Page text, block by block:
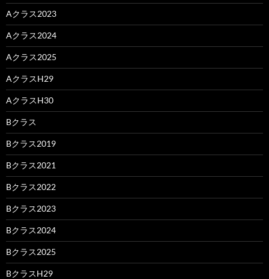
Aクラス2023
Aクラス2024
Aクラス2025
AクラスH29
AクラスH30
Bクラス
Bクラス2019
Bクラス2021
Bクラス2022
Bクラス2023
Bクラス2024
Bクラス2025
BクラスH29